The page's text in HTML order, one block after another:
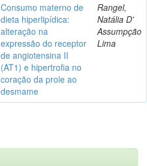
Consumo materno de
dieta hiperlipídica:
alteração na
expressão do receptor
de angiotensina II
(AT1) e hipertrofia no
coração da prole ao
desmame
Rangel,
Natália D'
Assumpção
Lima